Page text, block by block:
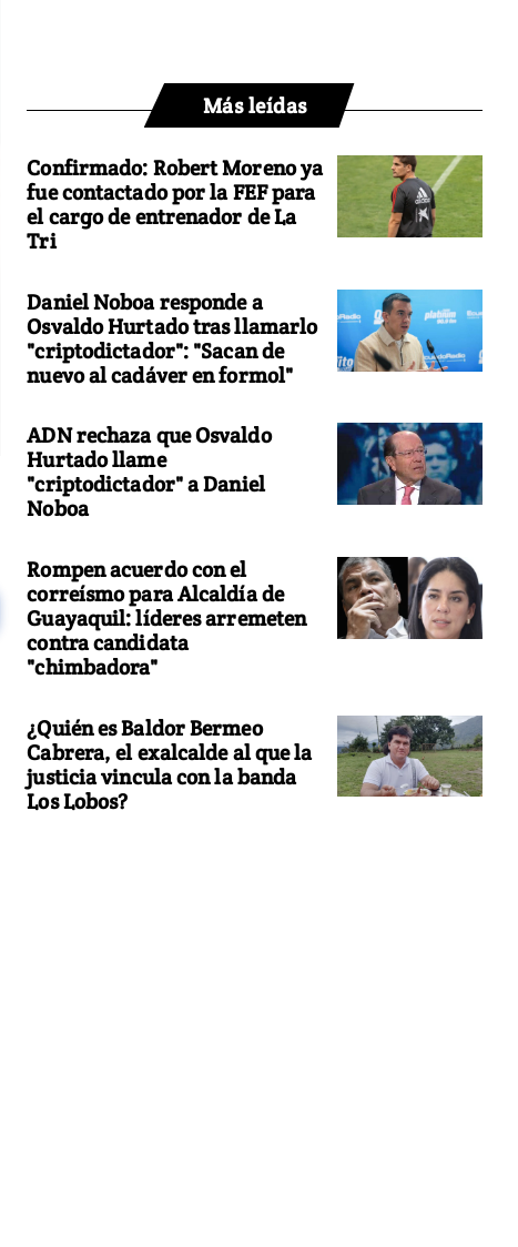
Más leídas
Confirmado: Robert Moreno ya
fue contactado por la FEF para
el cargo de entrenador de La
Tri
Daniel Noboa responde a
Osvaldo Hurtado tras llamarlo
"criptodictador": "Sacan de
nuevo al cadáver en formol"
ADN rechaza que Osvaldo
Hurtado llame
"criptodictador" a Daniel
Noboa
Rompen acuerdo con el
correísmo para Alcaldía de
Guayaquil: líderes arremeten
contra candidata
"chimbadora"
¿Quién es Baldor Bermeo
Cabrera, el exalcalde al que la
justicia vincula con la banda
Los Lobos?